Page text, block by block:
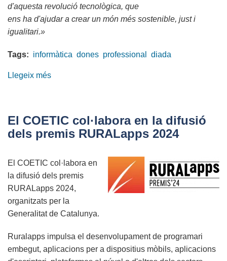
d'aquesta revolució tecnològica, que
ens ha d'ajudar a crear un món més sostenible, just i
igualitari.»
Tags: informàtica dones professional diada
Llegeix més
>
Dones
El COETIC col·labora en la difusió
dels premis RURALapps 2024
El COETIC col·labora en
la difusió dels premis
RURALapps 2024,
organitzats per la
Generalitat de Catalunya.
Ruralapps impulsa el desenvolupament de programari
embegut, aplicacions per a dispositius mòbils, aplicacions